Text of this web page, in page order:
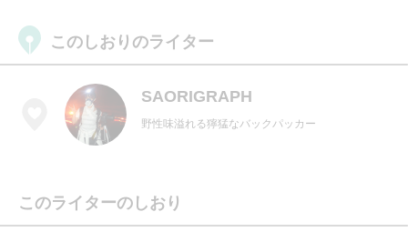
このしおりのライター
SAORIGRAPH
野性味溢れる獰猛なバックパッカー
このライターのしおり